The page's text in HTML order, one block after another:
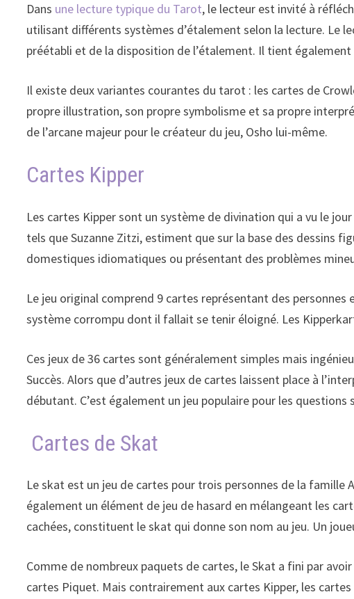
Dans une lecture typique du Tarot, le lecteur est invité à
utilisant différents systèmes d’étalement selon la lecture. Le
préétabli et de la disposition de l’étalement. Il tient
Il existe deux variantes courantes du tarot : les cartes de
propre illustration, son propre symbolisme et sa propre
de l’arcane majeur pour le créateur du jeu, Osho lui-même.
Cartes Kipper
Les cartes Kipper sont un système de divination qui a vu le
tels que Suzanne Zitzi, estiment que sur la base des dessins
domestiques idiomatiques ou présentant des problèmes
Le jeu original comprend 9 cartes représentant des
système corrompu dont il fallait se tenir éloigné. Les
Ces jeux de 36 cartes sont généralement simples mais
Succès. Alors que d’autres jeux de cartes laissent place à
débutant. C’est également un jeu populaire pour les
Cartes de Skat
Le skat est un jeu de cartes pour trois personnes de la
également un élément de jeu de hasard en mélangeant les
cachées, constituent le skat qui donne son nom au jeu. Un
Comme de nombreux paquets de cartes, le Skat a fini par
cartes Piquet. Mais contrairement aux cartes Kipper, les